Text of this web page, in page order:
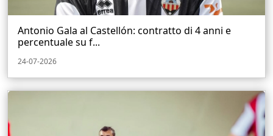
Antonio Gala al Castellón: contratto di 4 anni e
percentuale su f...
24-07-2026